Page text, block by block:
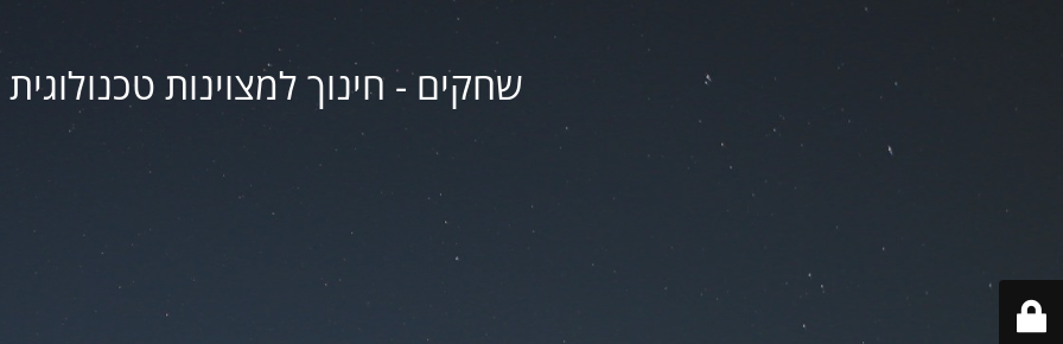
שחקים - חינוך למצוינות טכנולוגית